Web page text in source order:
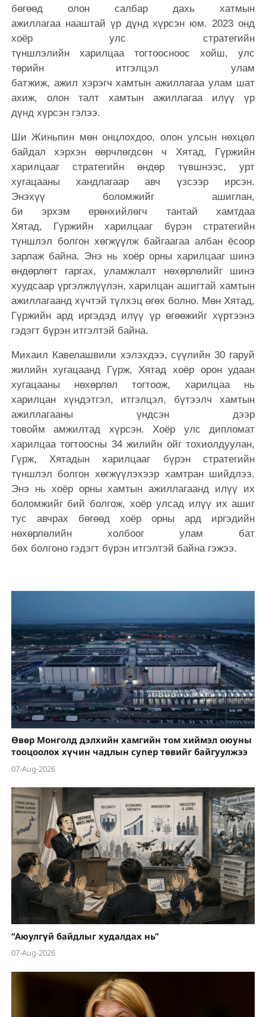
бөгөөд олон салбар дахь хатмын
ажиллагаа нааштай үр дүнд хүрсэн юм. 2023 онд
хоёр улс стратегийн
түншлэлийн харилцаа тогтоосноос хойш, улс
төрийн итгэлцэл улам
батжиж, ажил хэрэгч хамтын ажиллагаа улам шат
ахиж, олон талт хамтын ажиллагаа илүү үр
дүнд хүрсэн гэлээ.
Ши Жиньпин мөн онцлохдоо, олон улсын нөхцөл
байдал хэрхэн өөрчлөгдсөн ч Хятад, Гүржийн
харилцааг стратегийн өндөр түвшнээс, урт
хугацааны хандлагаар авч үзсээр ирсэн.
Энэхүү боломжийг ашиглан,
би эрхэм ерөнхийлөгч тантай хамтдаа
Хятад, Гүржийн харилцааг бүрэн стратегийн
түншлэл болгон хөгжүүлж байгаагаа албан ёсоор
зарлаж байна. Энэ нь хоёр орны харилцааг шинэ
өндөрлөгт гаргах, уламжлалт нөхөрлөлийг шинэ
хуудсаар үргэлжлүүлэн, харилцан ашигтай хамтын
ажиллагаанд хүчтэй түлхэц өгөх болно. Мөн Хятад,
Гүржийн ард иргэдэд илүү үр өгөөжийг хүртээнэ
гэдэгт бүрэн итгэлтэй байна.
Михаил Кавелашвили хэлэхдээ, сүүлийн 30 гаруй
жилийн хугацаанд Гүрж, Хятад хоёр орон удаан
хугацааны нөхөрлөл тогтоож, харилцаа нь
харилцан хүндэтгэл, итгэлцэл, бүтээлч хамтын
ажиллагааны үндсэн дээр
товойм амжилтад хүрсэн. Хоёр улс дипломат
харилцаа тогтоосны 34 жилийн ойг тохиолдуулан,
Гүрж, Хятадын харилцааг бүрэн стратегийн
түншлэл болгон хөгжүүлэхээр хамтран шийдлээ.
Энэ нь хоёр орны хамтын ажиллагаанд илүү их
боломжийг бий болгож, хоёр улсад илүү их ашиг
тус авчрах бөгөөд хоёр орны ард иргэдийн
нөхөрлөлийн холбоог улам бат
бөх болгоно гэдэгт бүрэн итгэлтэй байна гэжээ.
Өвөр Монголд дэлхийн хамгийн том хиймэл оюуны
тооцоолох хүчин чадлын супер төвийг байгуулжээ
07-Aug-2026
“Аюулгүй байдлыг худалдах нь”
07-Aug-2026